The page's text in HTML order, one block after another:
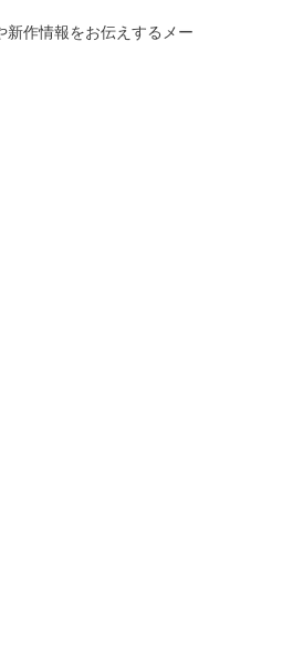
新作情報をお伝えするメー